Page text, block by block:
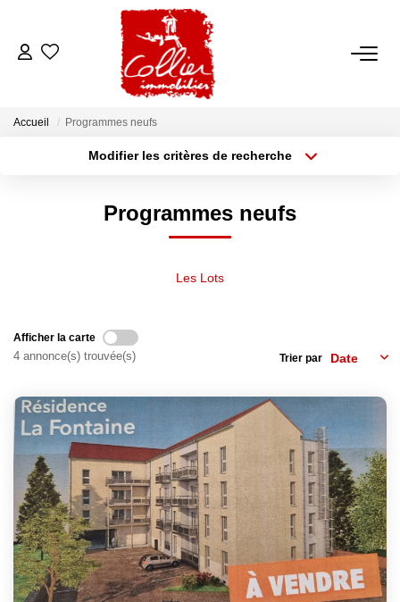
ACCUEIL
A Louer
NOS SERVICES
NOS AGENCES
Les Agences
Nous Rejoindre
Nos Actualités
Nos Témoignages
Accueil Programmes neufs
Modifier les critères de recherche
Programmes neufs
Les Lots
Afficher la carte
4 annonce(s) trouvée(s) Trier par